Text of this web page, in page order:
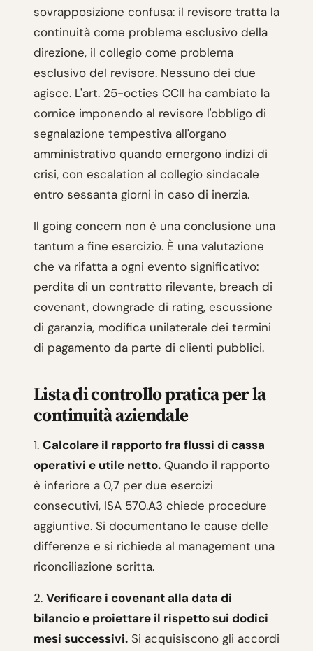
sovrapposizione confusa: il revisore tratta la
continuità come problema esclusivo della
direzione, il collegio come problema
esclusivo del revisore. Nessuno dei due
agisce. L'art. 25-octies CCII ha cambiato la
cornice imponendo al revisore l'obbligo di
segnalazione tempestiva all'organo
amministrativo quando emergono indizi di
crisi, con escalation al collegio sindacale
entro sessanta giorni in caso di inerzia.
Il going concern non è una conclusione una
tantum a fine esercizio. È una valutazione
che va rifatta a ogni evento significativo:
perdita di un contratto rilevante, breach di
covenant, downgrade di rating, escussione
di garanzia, modifica unilaterale dei termini
di pagamento da parte di clienti pubblici.
Lista di controllo pratica per la
continuità aziendale
1. Calcolare il rapporto fra flussi di cassa
operativi e utile netto. Quando il rapporto
è inferiore a 0,7 per due esercizi
consecutivi, ISA 570.A3 chiede procedure
aggiuntive. Si documentano le cause delle
differenze e si richiede al management una
riconciliazione scritta.
2. Verificare i covenant alla data di
bilancio e proiettare il rispetto sui dodici
mesi successivi. Si acquisiscono gli accordi